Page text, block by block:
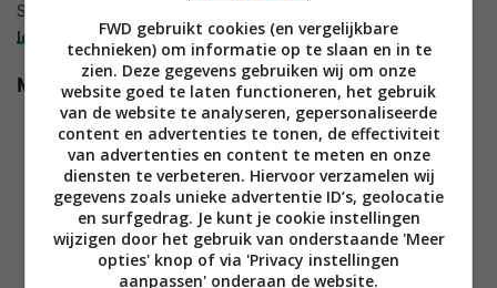
S9512 is eigenlijk, in alle opzichten herkenbaar, de
IdeaTab S2109 maar dan met een ander branding.
Medion LifeTab S9512
FWD gebruikt cookies (en vergelijkbare
technieken) om informatie op te slaan en in te
zien. Deze gegevens gebruiken wij om onze
website goed te laten functioneren, het gebruik
van de website te analyseren, gepersonaliseerde
content en advertenties te tonen, de effectiviteit
van advertenties en content te meten en onze
diensten te verbeteren. Hiervoor verzamelen wij
gegevens zoals unieke advertentie ID’s, geolocatie
en surfgedrag. Je kunt je cookie instellingen
wijzigen door het gebruik van onderstaande 'Meer
opties' knop of via 'Privacy instellingen
aanpassen' onderaan de website.